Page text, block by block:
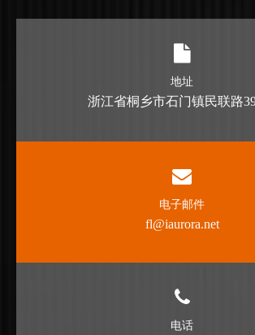
地址
浙江省桐乡市石门镇民联路
电子邮件
fl@iaurora.net
电话